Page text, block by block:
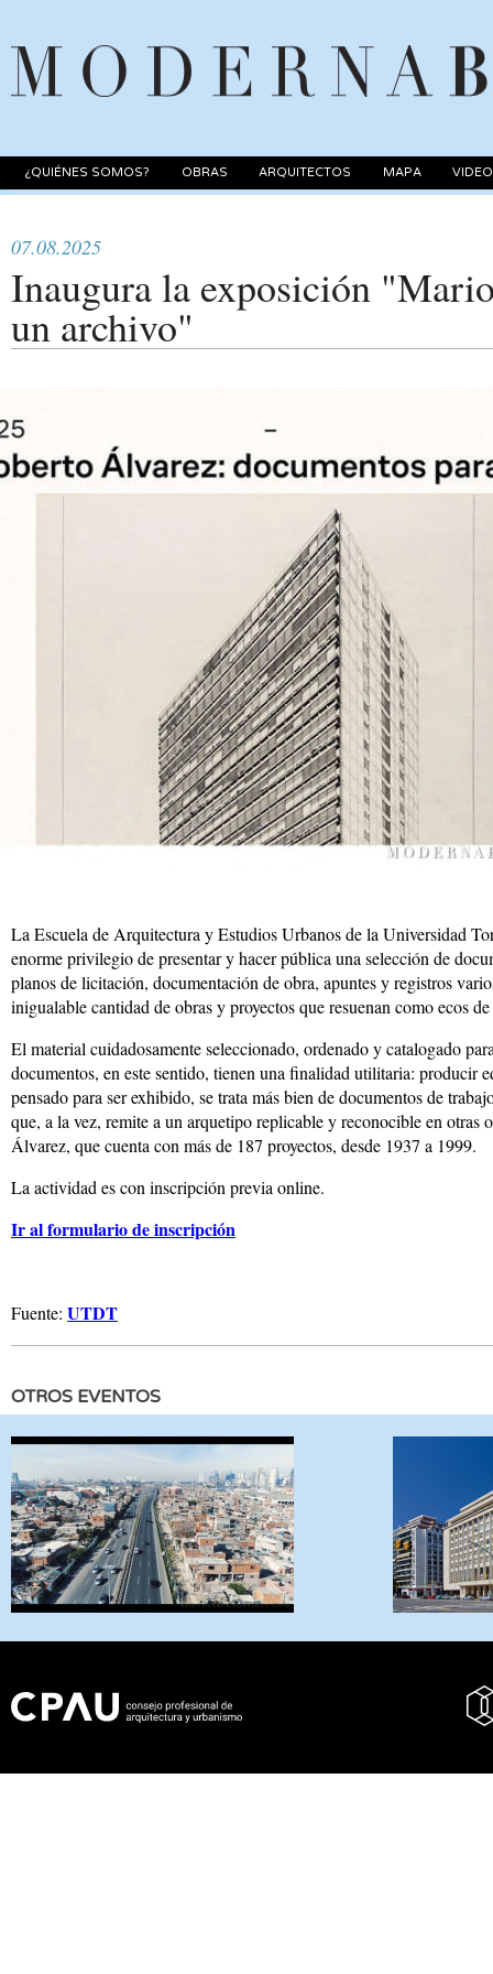
¿QUIÉNES SOMOS? OBRAS ARQUITECTOS MAPA
07.08.2025
Inaugura la exposición
un archivo"
La Escuela de Arquitectura y Estudios Urbanos de la Universidad
enorme privilegio de presentar y hacer pública una selección de
planos de licitación, documentación de obra, apuntes y registros
inigualable cantidad de obras y proyectos que resuenan como ecos
El material cuidadosamente seleccionado, ordenado y catalogado
documentos, en este sentido, tienen una finalidad utilitaria:
pensado para ser exhibido, se trata más bien de documentos de
que, a la vez, remite a un arquetipo replicable y reconocible en
Álvarez, que cuenta con más de 187 proyectos, desde 1937 a 1999.
La actividad es con inscripción previa online.
Ir al formulario de inscripción
Fuente: UTDT
OTROS EVENTOS